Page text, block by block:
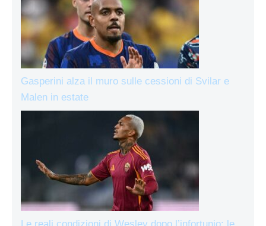
Gasperini alza il muro sulle cessioni di Svilar e
Malen in estate